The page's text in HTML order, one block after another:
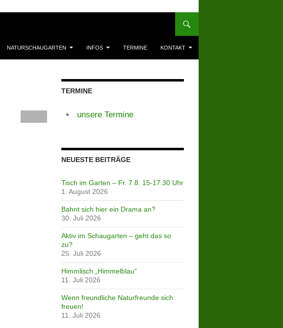
NATURSCHAUGARTEN INFOS TERMINE KONTAKT
TERMINE
unsere Termine
NEUESTE BEITRÄGE
Tisch im Garten – Fr. 7.8. 15-17:30 Uhr
1. August 2026
Bahnt sich hier ein Drama an?
30. Juli 2026
Aktiv im Schaugarten – geht das so
zu?
25. Juli 2026
Himmlisch „Himmelblau“
11. Juli 2026
Wenn freundliche Naturfreunde sich
freuen!
11. Juli 2026